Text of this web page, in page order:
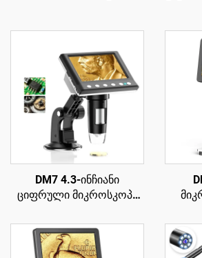
DM7 4.3-ინჩიანი
ციფრული მიკროსკოპი
1080p, თავსებადი
Windows/Mac OS-თან